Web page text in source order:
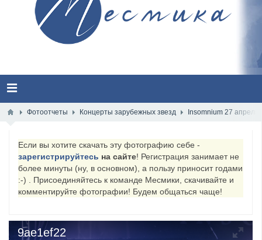
​Summer Breeze Open Air 2026 полностью переходи...
Всероссийский рок-фестиваль HAMMER FEST впервые...
XANDRIA представили новый сингл под названием «...
​Anthrax выпустили новый сингл и клип «Everybod...
Фотоотчеты Концерты зарубежных звезд Insomnium 27 апреля
Если вы хотите скачать эту фотографию себе -
зарегистрируйтесь на сайте! Регистрация занимает не
более минуты (ну, в основном), а пользу приносит годами
:-) . Присоединяйтесь к команде Месмики, скачивайте и
комментируйте фотографии! Будем общаться чаще!
9ae1ef22